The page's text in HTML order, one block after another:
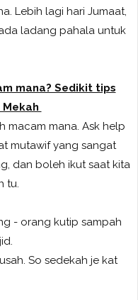
Lebih lagi hari Jumaat,
ladang pahala untuk
mana? Sedikit tips
macam mana. Ask help
mutawif yang sangat
dan boleh ikut saat kita
tu.
- orang kutip sampah
So sedekah je kat